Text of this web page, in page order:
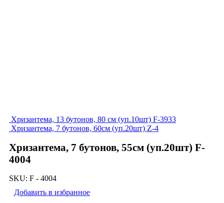
Хризантема, 13 бутонов, 80 см (уп.10шт) F-3933
Хризантема, 7 бутонов, 60cм (уп.20шт) Z-4
Хризантема, 7 бутонов, 55cм (уп.20шт) F-
4004
SKU: F - 4004
Добавить в избранное